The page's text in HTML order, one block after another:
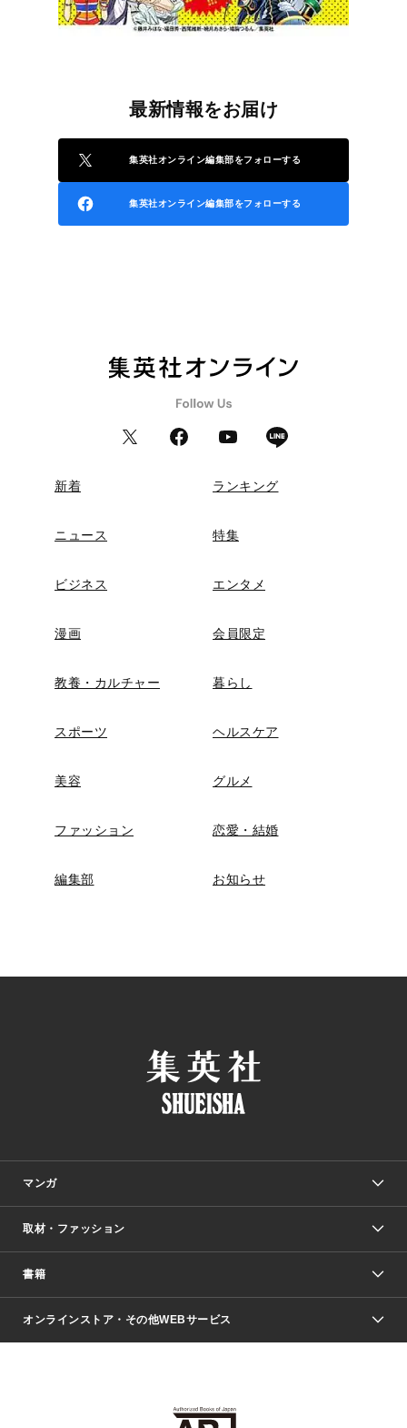
最新情報をお届け
集英社オンライン編集部をフォローする
集英社オンライン編集部をフォローする
新着 ランキング
ニュース 特集
ビジネス エンタメ
漫画 会員限定
教養・カルチャー 暮らし
スポーツ ヘルスケア
美容 グルメ
ファッション 恋愛・結婚
編集部 お知らせ
マンガ
少年マンガ
Vジャンプ
週刊ヤングジャンプ
少女マンガ
取材・ファッション
Seventeen
芸能・情報・スポーツ
書籍
文芸・文庫・総合
ライトノベル・ノベライズ
オンラインストア・その他WEBサービス